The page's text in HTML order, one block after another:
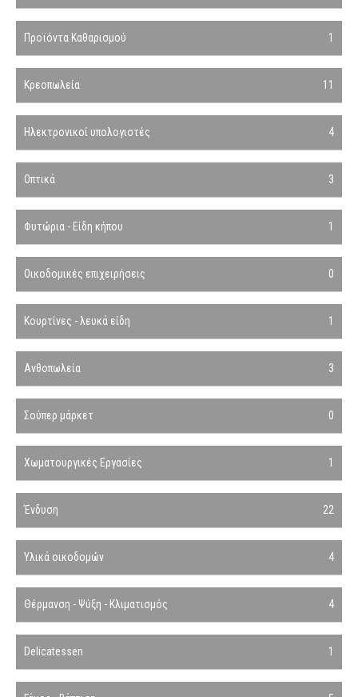
Προϊόντα Καθαρισμού 1
Κρεοπωλεία 11
Ηλεκτρονικοί υπολογιστές 4
Οπτικά 3
Φυτώρια - Είδη κήπου 1
Οικοδομικές επιχειρήσεις 0
Κουρτίνες - λευκά είδη 1
Ανθοπωλεία 3
Σούπερ μάρκετ 0
Χωματουργικές Εργασίες 1
Ένδυση 22
Υλικά οικοδομών 4
Θέρμανση - Ψύξη - Κλιματισμός 4
Delicatessen 1